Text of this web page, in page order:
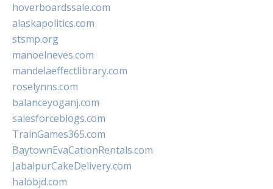
hoverboardssale.com
alaskapolitics.com
stsmp.org
manoelneves.com
mandelaeffectlibrary.com
roselynns.com
balanceyoganj.com
salesforceblogs.com
TrainGames365.com
BaytownEvaCationRentals.com
JabalpurCakeDelivery.com
halobjd.com